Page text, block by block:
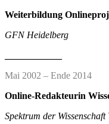
Weiterbildung
GFN Heidelberg
Mai 2002 – Ende 2014
Online-Redakteurin
Spektrum der